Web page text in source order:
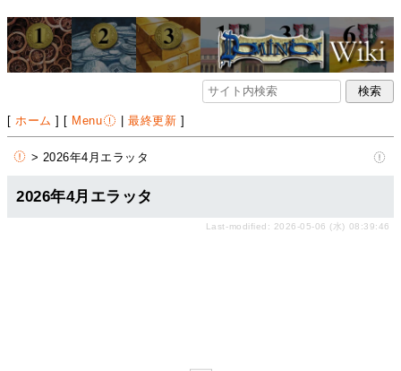
[ホーム ] [ Menu |最終更新 ]
> 2026年4月エラッタ
2026年4月エラッタ
Last-modified: 2026-05-06 (水) 08:39:46